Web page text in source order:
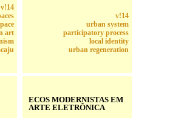
v!14
art
v!14
urban system
participatory process
local identity
urban regeneration
ECOS MODERNISTAS EM
ARTE ELETRÔNICA